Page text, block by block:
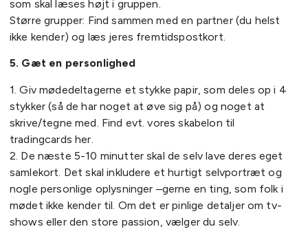
som skal læses højt i gruppen.
Større grupper: Find sammen med en partner (du helst
ikke kender) og læs jeres fremtidspostkort.
5. Gæt en personlighed
1. Giv mødedeltagerne et stykke papir, som deles op i 4
stykker (så de har noget at øve sig på) og noget at
skrive/tegne med. Find evt. vores skabelon til
tradingcards her.
2. De næste 5-10 minutter skal de selv lave deres eget
samlekort. Det skal inkludere et hurtigt selvportræt og
nogle personlige oplysninger –gerne en ting, som folk i
mødet ikke kender til. Om det er pinlige detaljer om tv-
shows eller den store passion, vælger du selv.